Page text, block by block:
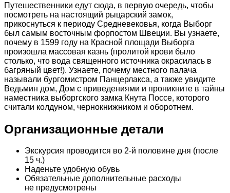
Путешественники едут сюда, в первую очередь, чтобы
посмотреть на настоящий рыцарский замок,
прикоснуться к периоду Средневековья, когда Выборг
был самым восточным форпостом Швеции. Вы узнаете,
почему в 1599 году на Красной площади Выборга
произошла массовая казнь (пролитой крови было
столько, что вода священного источника окрасилась в
багряный цвет!). Узнаете, почему местного палача
называли бургомистром Панцерлакса, а также увидите
Ведьмин дом, Дом с приведениями и проникните в тайны
наместника выборгского замка Кнута Поссе, которого
считали колдуном, чернокнижником и оборотнем.
Организационные детали
Экскурсия проводится во 2-й половине дня (после
15 ч.)
Наденьте удобную обувь
Обязательные дополнительные расходы
не предусмотрены